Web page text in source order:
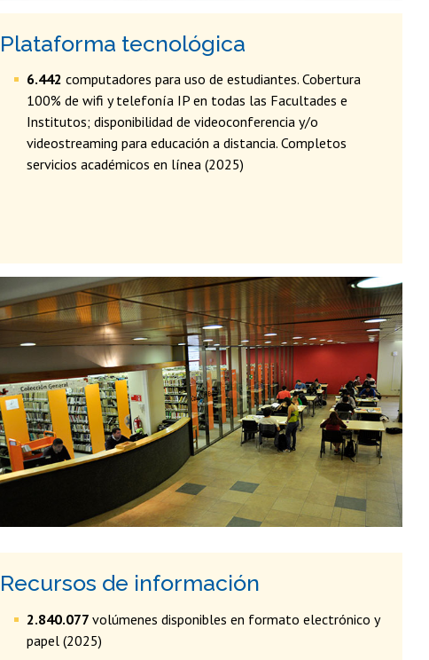
Plataforma tecnológica
6.442 computadores para uso de estudiantes. Cobertura
100% de wifi y telefonía IP en todas las Facultades e
Institutos; disponibilidad de videoconferencia y/o
videostreaming para educación a distancia. Completos
servicios académicos en línea (2025)
Recursos de información
2.840.077 volúmenes disponibles en formato electrónico y
papel (2025)